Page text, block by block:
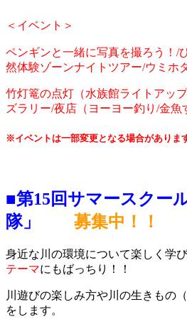
＜イベント＞
ペンギンと一緒に写真を撮ろう！/
然体験ゾーンナイトツアー/ウミホ
竹灯篭の点灯（水族館ライトアッ
ズラリー/夜店（ヨーヨー釣り/金魚
※イベントは一部変更となる場合がありま
■第15回サマースクー
隊」 募集中！！
身近な川の環境について楽しく学び
テーマにもばっちり！！
川遊びの楽しみ方や川の生きもの
をします。